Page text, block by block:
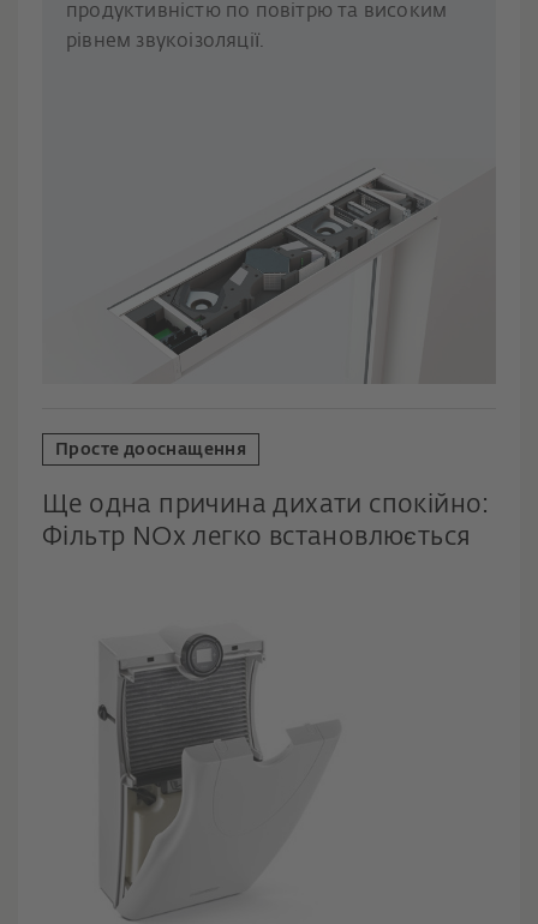
продуктивністю по повітрю та високим
рівнем звукоізоляції.
Просте дооснащення
Ще одна причина дихати спокійно:
Фільтр NOx легко встановлюється